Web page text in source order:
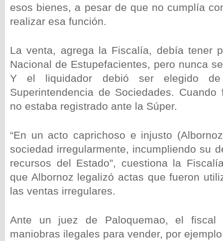
esos bienes, a pesar de que no cumplía
realizar esa función.
La venta, agrega la Fiscalía, debía tener
Nacional de Estupefacientes, pero nunca
Y el liquidador debió ser elegido
Superintendencia de Sociedades. Cuando
no estaba registrado ante la Súper.
“En un acto caprichoso e injusto
sociedad irregularmente, incumpliendo su
recursos del Estado”, cuestiona la
que Albornoz legalizó actas que fueron
las ventas irregulares.
Ante un juez de Paloquemao, el fiscal
maniobras ilegales para vender, por